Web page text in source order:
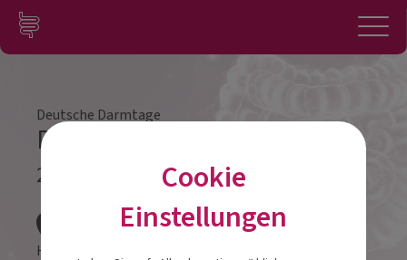
Zum Inhalt springen
Konto
Deutsche Darmtage
Darmtag Fulda 2025
25.10.2025
Hotel Esperanto
Cookie
Einstellungen